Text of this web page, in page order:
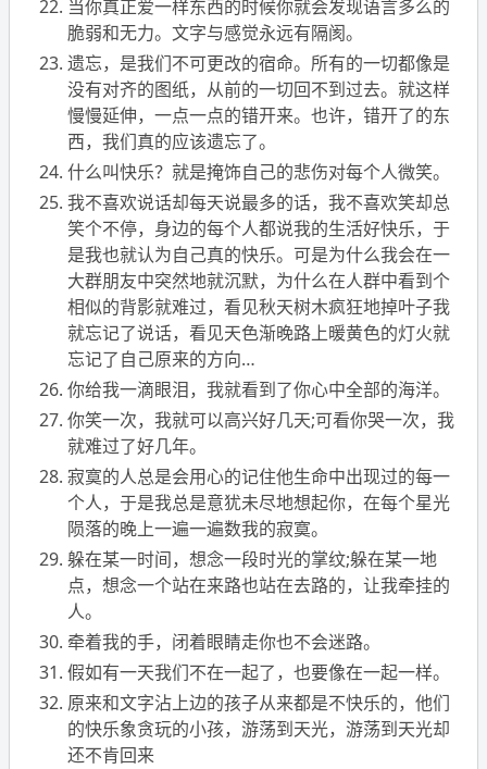
当你真正爱一样东西的时候你就会发现语言多么的
脆弱和无力。文字与感觉永远有隔阂。
遗忘，是我们不可更改的宿命。所有的一切都像是
没有对齐的图纸，从前的一切回不到过去。就这样
慢慢延伸，一点一点的错开来。也许，错开了的东
西，我们真的应该遗忘了。
什么叫快乐？就是掩饰自己的悲伤对每个人微笑。
我不喜欢说话却每天说最多的话，我不喜欢笑却总
笑个不停，身边的每个人都说我的生活好快乐，于
是我也就认为自己真的快乐。可是为什么我会在一
大群朋友中突然地就沉默，为什么在人群中看到个
相似的背影就难过，看见秋天树木疯狂地掉叶子我
就忘记了说话，看见天色渐晚路上暖黄色的灯火就
忘记了自己原来的方向…
你给我一滴眼泪，我就看到了你心中全部的海洋。
你笑一次，我就可以高兴好几天;可看你哭一次，我
就难过了好几年。
寂寞的人总是会用心的记住他生命中出现过的每一
个人，于是我总是意犹未尽地想起你，在每个星光
陨落的晚上一遍一遍数我的寂寞。
躲在某一时间，想念一段时光的掌纹;躲在某一地
点，想念一个站在来路也站在去路的，让我牵挂的
人。
牵着我的手，闭着眼睛走你也不会迷路。
假如有一天我们不在一起了，也要像在一起一样。
原来和文字沾上边的孩子从来都是不快乐的，他们
的快乐象贪玩的小孩，游荡到天光，游荡到天光却
还不肯回来